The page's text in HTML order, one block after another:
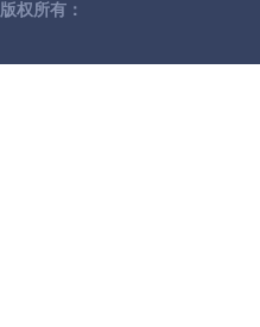
版权所有：